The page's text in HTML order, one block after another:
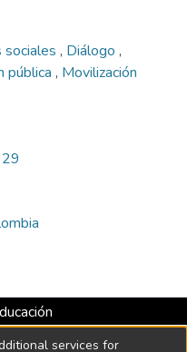
sociales , Diálogo ,
pública , Movilización
hasta 2026 -
services for